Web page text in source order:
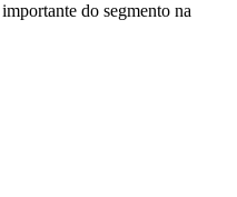
do segmento na